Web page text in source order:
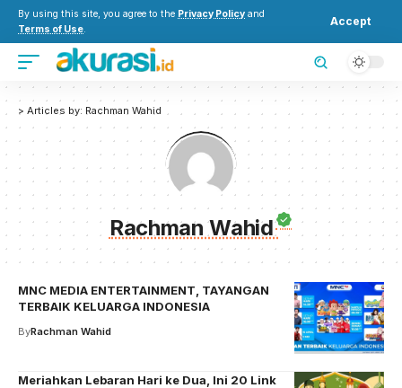
By using this site, you agree to the Privacy Policy and
Terms of Use.
Accept
> Articles by: Rachman Wahid
Rachman Wahid
MNC MEDIA ENTERTAINMENT, TAYANGAN
TERBAIK KELUARGA INDONESIA
ByRachman Wahid
Meriahkan Lebaran Hari ke Dua, Ini 20 Link